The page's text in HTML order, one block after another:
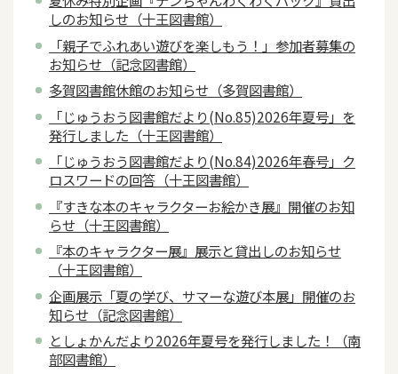
しのお知らせ（十王図書館）
「親子でふれあい遊びを楽しもう！」参加者募集の
お知らせ（記念図書館）
多賀図書館休館のお知らせ（多賀図書館）
「じゅうおう図書館だより(No.85)2026年夏号」を
発行しました（十王図書館）
「じゅうおう図書館だより(No.84)2026年春号」ク
ロスワードの回答（十王図書館）
『すきな本のキャラクターお絵かき展』開催のお知
らせ（十王図書館）
『本のキャラクター展』展示と貸出しのお知らせ
（十王図書館）
企画展示「夏の学び、サマーな遊び本展」開催のお
知らせ（記念図書館）
としょかんだより2026年夏号を発行しました！（南
部図書館）